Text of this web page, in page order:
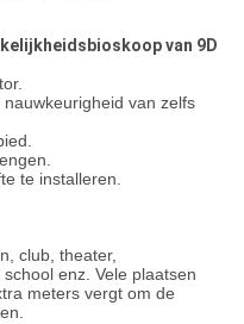
van 9D
van zelfs
te installeren.
club, theater,
enz. Vele plaatsen
meters vergt om de